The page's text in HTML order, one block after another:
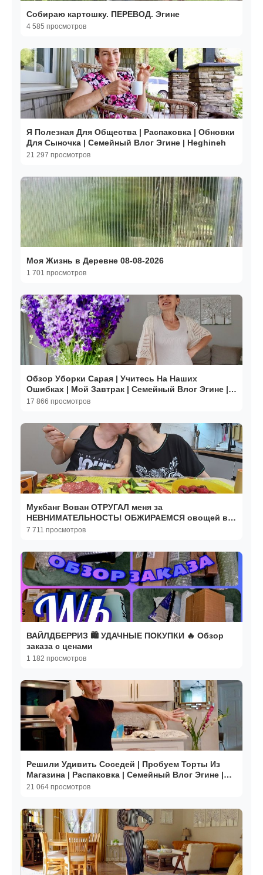
Собираю картошку. ПЕРЕВОД. Эгине
4 585 просмотров
Я Полезная Для Общества | Распаковка | Обновки
Для Сыночка | Семейный Влог Эгине | Heghineh
21 297 просмотров
Моя Жизнь в Деревне 08-08-2026
1 701 просмотров
Обзор Уборки Сарая | Учитесь На Наших
Ошибках | Мой Завтрак | Семейный Влог Эгине |
Heghineh
17 866 просмотров
Мукбанг Вован ОТРУГАЛ меня за
НЕВНИМАТЕЛЬНОСТЬ! ОБЖИРАЕМСЯ овощей в
ПРАЗДНИК! Семейный обед в России
7 711 просмотров
ВАЙЛДБЕРРИЗ 🛍️ УДАЧНЫЕ ПОКУПКИ 🔥 Обзор
заказа с ценами
1 182 просмотров
Решили Удивить Соседей | Пробуем Торты Из
Магазина | Распаковка | Семейный Влог Эгине |
Heghineh
21 064 просмотров